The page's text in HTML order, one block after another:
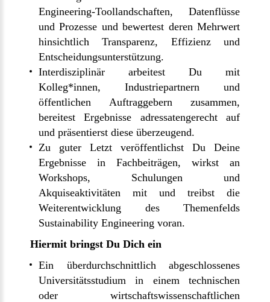
Engineering-Toollandschaften, Datenflüsse
und Prozesse und bewertest deren Mehrwert
hinsichtlich Transparenz, Effizienz und
Entscheidungsunterstützung.
Interdisziplinär arbeitest Du mit
Kolleg*innen, Industriepartnern und
öffentlichen Auftraggebern zusammen,
bereitest Ergebnisse adressatengerecht auf
und präsentierst diese überzeugend.
Zu guter Letzt veröffentlichst Du Deine
Ergebnisse in Fachbeiträgen, wirkst an
Workshops, Schulungen und
Akquiseaktivitäten mit und treibst die
Weiterentwicklung des Themenfelds
Sustainability Engineering voran.
Hiermit bringst Du Dich ein
Ein überdurchschnittlich abgeschlossenes
Universitätsstudium in einem technischen
oder wirtschaftswissenschaftlichen